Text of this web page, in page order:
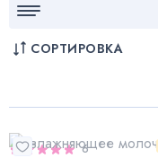
СОРТИРОВКА
6